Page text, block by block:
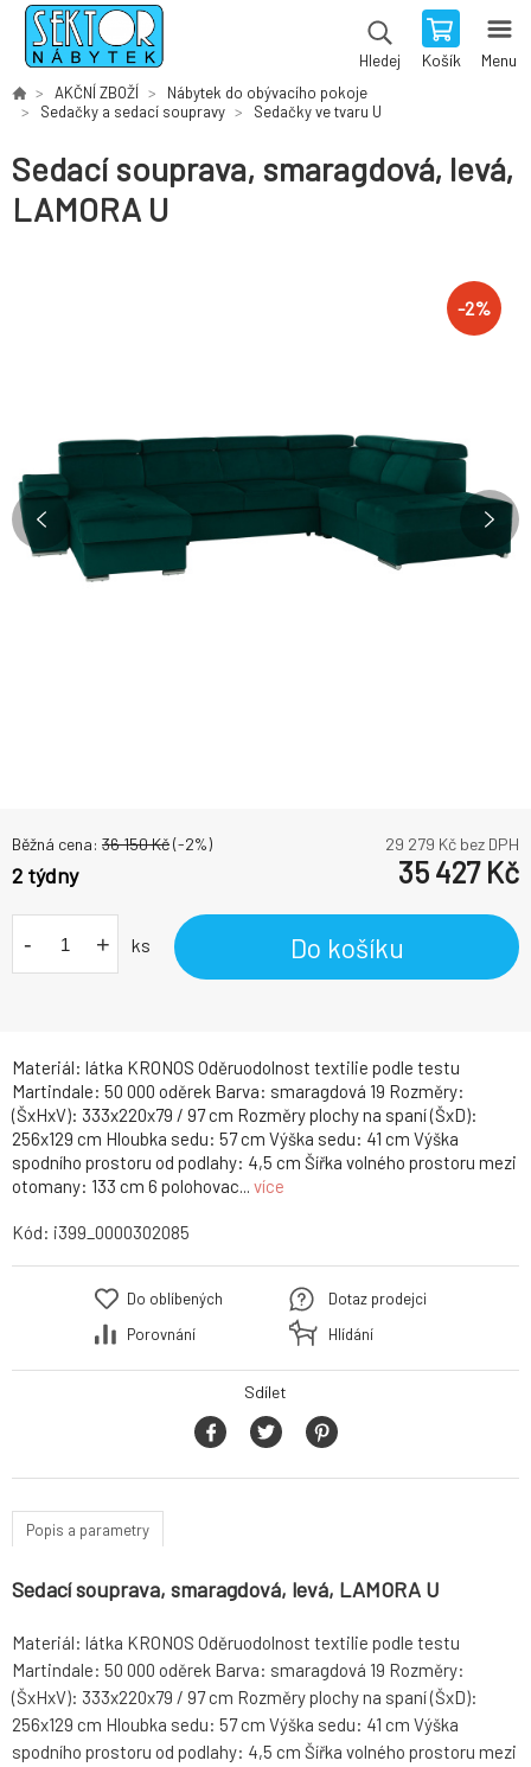
Hledej Košík Menu
AKČNÍ ZBOŽÍ
Nábytek do obývacího pokoje
Sedačky a sedací soupravy
Sedačky ve tvaru U
Sedací souprava, smaragdová, levá,
LAMORA U
-2%
Materiál: látka KRONOS Oděruodolnost textilie podle testu
Martindale: 50 000 oděrek Barva: smaragdová 19 Rozměry:
(ŠxHxV): 333x220x79 / 97 cm Rozměry plochy na spaní (ŠxD):
256x129 cm Hloubka sedu: 57 cm Výška sedu: 41 cm Výška
spodního prostoru od podlahy: 4,5 cm Šířka volného prostoru mezi
otomany: 133 cm 6 polohovac... více
Běžná cena: 36 150Kč(-2%) 29 279 Kč bez DPH
2 týdny 35 427Kč
- + ks Do košíku
Kód: i399_0000302085
Do oblíbených
Porovnání
Dotaz prodejci
Hlídání
Sdílet
Popis a parametry
Sedací souprava, smaragdová, levá, LAMORA U
Materiál: látka KRONOS Oděruodolnost textilie podle testu
Martindale: 50 000 oděrek Barva: smaragdová 19 Rozměry:
(ŠxHxV): 333x220x79 / 97 cm Rozměry plochy na spaní (ŠxD):
256x129 cm Hloubka sedu: 57 cm Výška sedu: 41 cm Výška
spodního prostoru od podlahy: 4,5 cm Šířka volného prostoru mezi